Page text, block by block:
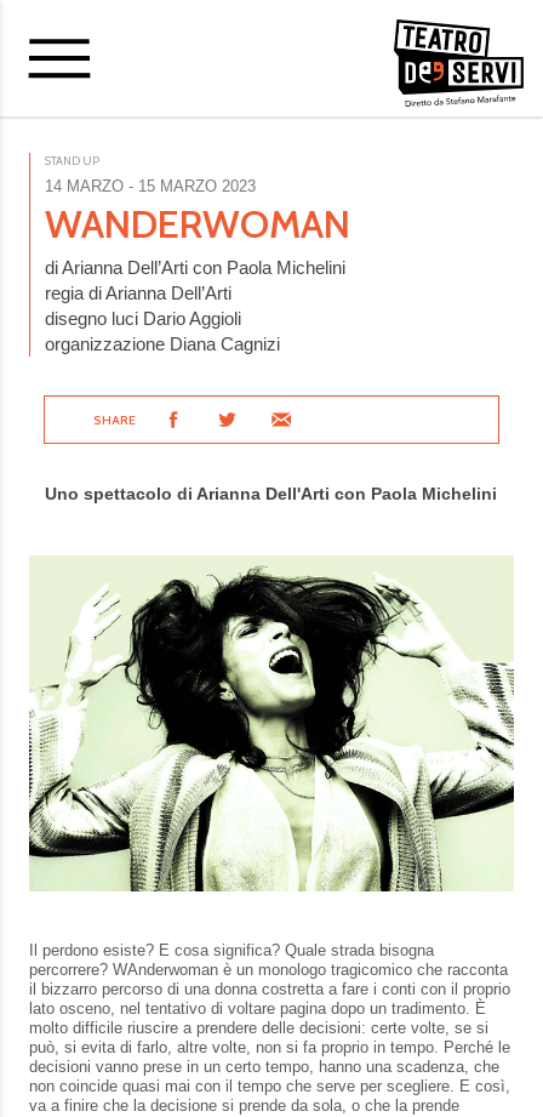
STAND UP
14 MARZO - 15 MARZO 2023
WANDERWOMAN
di Arianna Dell’Arti con Paola Michelini
regia di Arianna Dell’Arti
disegno luci Dario Aggioli
organizzazione Diana Cagnizi
SHARE
Uno spettacolo di Arianna Dell'Arti con Paola Michelini
Il perdono esiste? E cosa significa? Quale strada bisogna
percorrere? WAnderwoman è un monologo tragicomico che racconta
il bizzarro percorso di una donna costretta a fare i conti con il proprio
lato osceno, nel tentativo di voltare pagina dopo un tradimento. È
molto difficile riuscire a prendere delle decisioni: certe volte, se si
può, si evita di farlo, altre volte, non si fa proprio in tempo. Perché le
decisioni vanno prese in un certo tempo, hanno una scadenza, che
non coincide quasi mai con il tempo che serve per scegliere. E così,
va a finire che la decisione si prende da sola, o che la prende